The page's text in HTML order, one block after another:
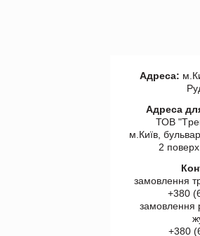
Адреса:
Адреса
ТОВ
м.Київ,
2
замовлення
+380
замовлення
+380